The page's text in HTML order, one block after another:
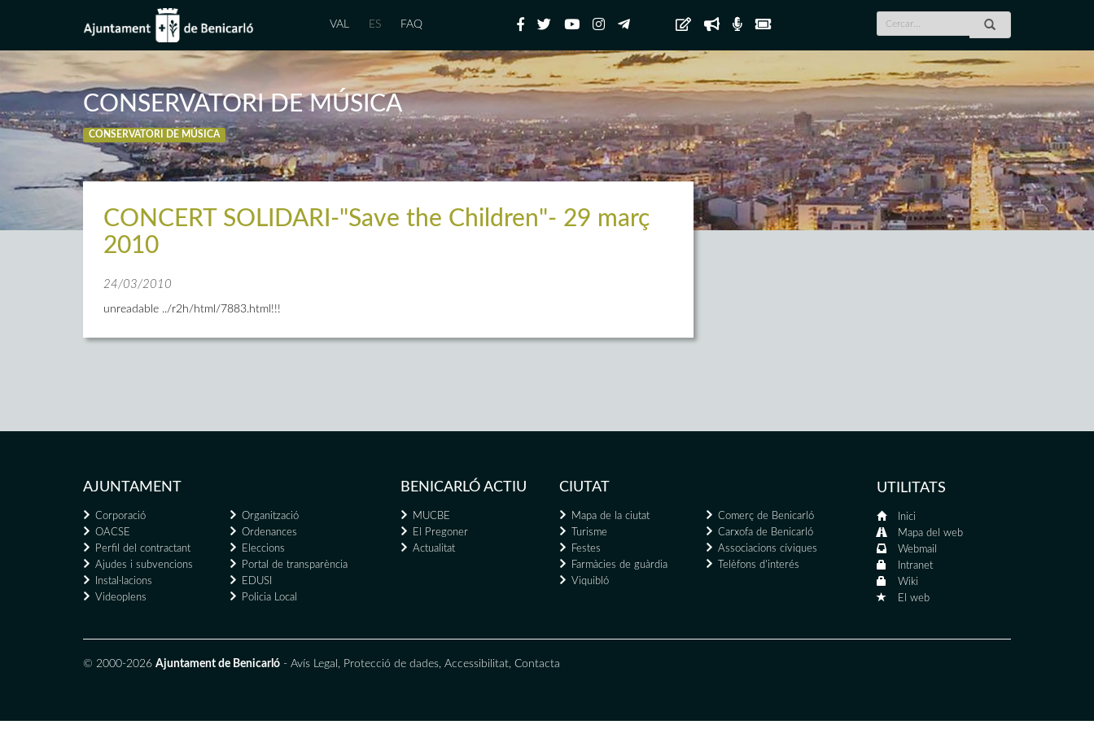
VAL ES FAQ
CONSERVATORI DE MÚSICA
CONSERVATORI DE MÚSICA
CONCERT SOLIDARI-"Save the Children"- 29 març
2010
24/03/2010
unreadable ../r2h/html/7883.html!!!
AJUNTAMENT
Corporació
Organització
OACSE
Ordenances
Perfil del contractant
Eleccions
Ajudes i subvencions
Portal de transparència
Instal·lacions
EDUSI
Videoplens
Policia Local
BENICARLÓ ACTIU
MUCBE
El Pregoner
Actualitat
CIUTAT
Mapa de la ciutat
Comerç de Benicarló
Turisme
Carxofa de Benicarló
Festes
Associacions cíviques
Farmàcies de guàrdia
Telèfons d'interés
Viquibló
UTILITATS
Inici
Mapa del web
Webmail
Intranet
Wiki
El web
© 2000-2026 Ajuntament de Benicarló - Avís Legal , Protecció de dades, Accessibilitat, Contacta